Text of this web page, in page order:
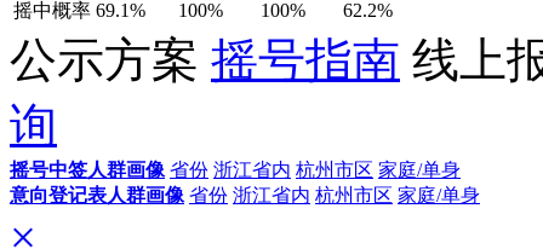
摇中概率 69.1% 100% 100% 62.2%
公示方案 摇号指南 线上
询
摇号中签人群画像 省份 浙江省内 杭州市区 家庭/单身
意向登记表人群画像 省份 浙江省内 杭州市区 家庭/单身
×